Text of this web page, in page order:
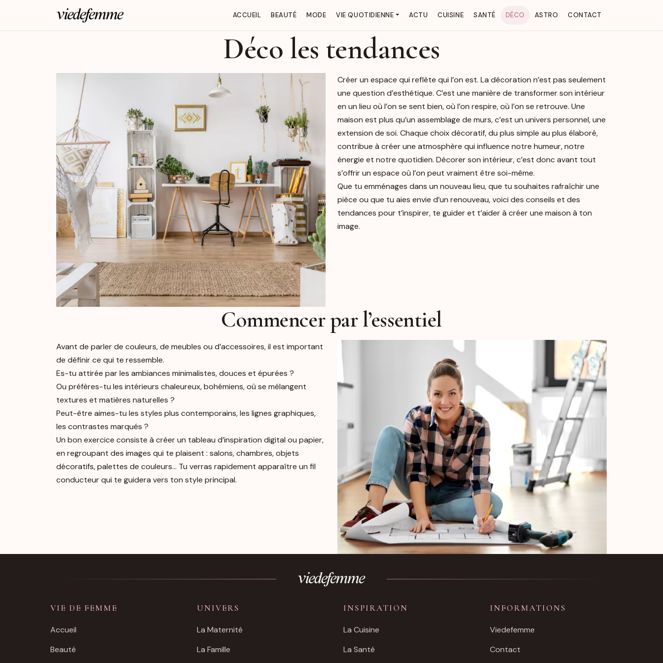
ACCUEIL BEAUTÉ MODE VIE QUOTIDIENNE ACTU CUISINE SANTÉ DÉCO ASTRO CONTACT
Déco les tendances
Créer un espace qui reflète qui l’on est. La décoration n’est pas seulement
une question d’esthétique. C’est une manière de transformer son intérieur
en un lieu où l’on se sent bien, où l’on respire, où l’on se retrouve. Une
maison est plus qu’un assemblage de murs, c’est un univers personnel, une
extension de soi. Chaque choix décoratif, du plus simple au plus élaboré,
contribue à créer une atmosphère qui influence notre humeur, notre
énergie et notre quotidien. Décorer son intérieur, c’est donc avant tout
s’offrir un espace où l’on peut vraiment être soi-même.
Que tu emménages dans un nouveau lieu, que tu souhaites rafraîchir une
pièce ou que tu aies envie d’un renouveau, voici des conseils et des
tendances pour t’inspirer, te guider et t’aider à créer une maison à ton
image.
Commencer par l’essentiel
Avant de parler de couleurs, de meubles ou d’accessoires, il est important
de définir ce qui te ressemble.
Es-tu attirée par les ambiances minimalistes, douces et épurées ?
Ou préfères-tu les intérieurs chaleureux, bohémiens, où se mélangent
textures et matières naturelles ?
Peut-être aimes-tu les styles plus contemporains, les lignes graphiques,
les contrastes marqués ?
Un bon exercice consiste à créer un tableau d’inspiration digital ou papier,
en regroupant des images qui te plaisent : salons, chambres, objets
décoratifs, palettes de couleurs… Tu verras rapidement apparaître un fil
conducteur qui te guidera vers ton style principal.
VIE DE FEMME
Accueil
Beauté
UNIVERS
La Maternité
La Famille
INSPIRATION
La Cuisine
La Santé
INFORMATIONS
Viedefemme
Contact